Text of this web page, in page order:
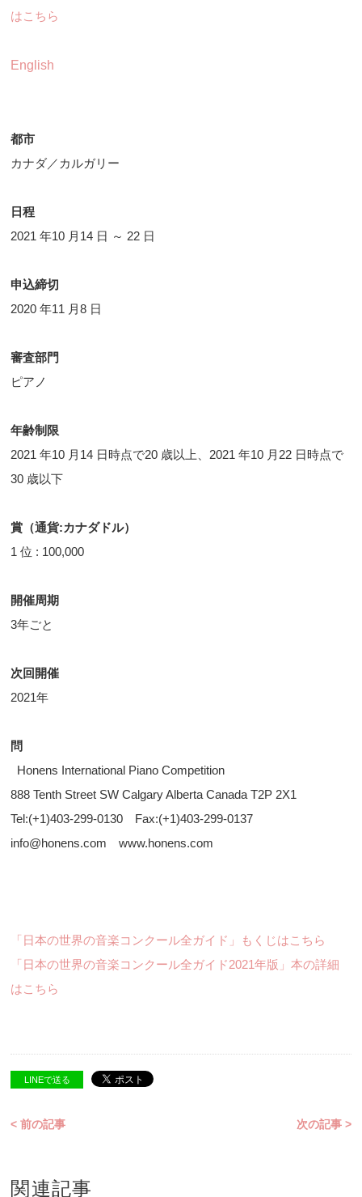
はこちら
English
都市
カナダ／カルガリー
日程
2021 年10 月14 日 ～ 22 日
申込締切
2020 年11 月8 日
審査部門
ピアノ
年齢制限
2021 年10 月14 日時点で20 歳以上、2021 年10 月22 日時点で
30 歳以下
賞（通貨:カナダドル）
1 位 : 100,000
開催周期
3年ごと
次回開催
2021年
問
Honens International Piano Competition
888 Tenth Street SW Calgary Alberta Canada T2P 2X1
Tel:(+1)403-299-0130 Fax:(+1)403-299-0137
info@honens.com www.honens.com
「日本の世界の音楽コンクール全ガイド」もくじはこちら
「日本の世界の音楽コンクール全ガイド2021年版」本の詳細
はこちら
LINEで送る
< 前の記事 次の記事 >
関連記事